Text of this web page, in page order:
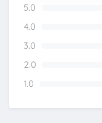
5.0
4.0
3.0
2.0
1.0